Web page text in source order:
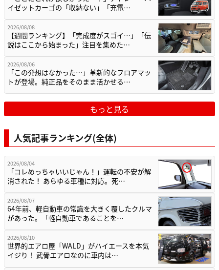
イゼットカーゴの「収納ない」「充電…
2026/08/08
【週間ランキング】「完成度がスゴイ…」「伝
説はここから始まった」注目を集めた…
2026/08/06
「この発想はなかった…」革新的なフロアマッ
トが登場。純正品をそのまま活かせる…
もっと見る
人気記事ランキング(全体)
2026/08/04
「コレめっちゃいいじゃん！」運転の不安が解
消された！ あらゆる車種に対応。死…
2026/08/07
64年前、軽自動車の常識を大きく覆したクルマ
があった。「軽自動車であることを…
2026/08/10
世界的エアロ屋「WALD」がハイエースを本気
イジり！ 武骨エアロなのに車内は…